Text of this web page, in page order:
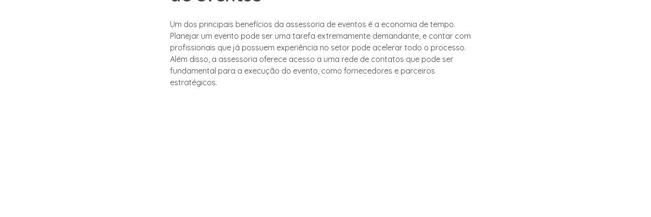
Um dos principais benefícios da assessoria de eventos é a economia de tempo.
Planejar um evento pode ser uma tarefa extremamente demandante, e contar com
profissionais que já possuem experiência no setor pode acelerar todo o processo.
Além disso, a assessoria oferece acesso a uma rede de contatos que pode ser
fundamental para a execução do evento, como fornecedores e parceiros
estratégicos.